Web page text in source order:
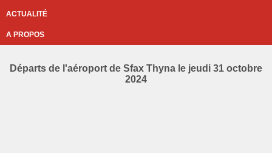
ACTUALITÉ
A PROPOS
Départs de l'aéroport de Sfax Thyna le jeudi 31 octobre
2024